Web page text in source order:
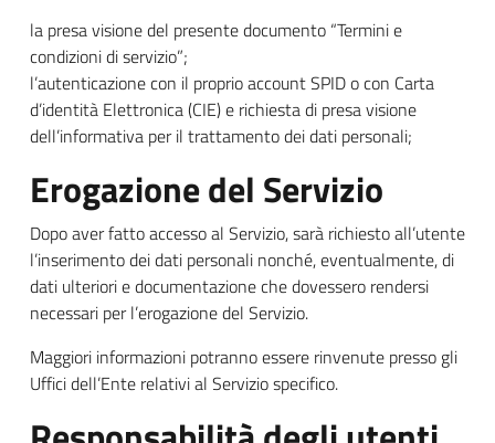
la presa visione del presente documento “Termini e
condizioni di servizio”;
l’autenticazione con il proprio account SPID o con Carta
d’identità Elettronica (CIE) e richiesta di presa visione
dell’informativa per il trattamento dei dati personali;
Erogazione del Servizio
Dopo aver fatto accesso al Servizio, sarà richiesto all’utente
l’inserimento dei dati personali nonché, eventualmente, di
dati ulteriori e documentazione che dovessero rendersi
necessari per l’erogazione del Servizio.
Maggiori informazioni potranno essere rinvenute presso gli
Uffici dell’Ente relativi al Servizio specifico.